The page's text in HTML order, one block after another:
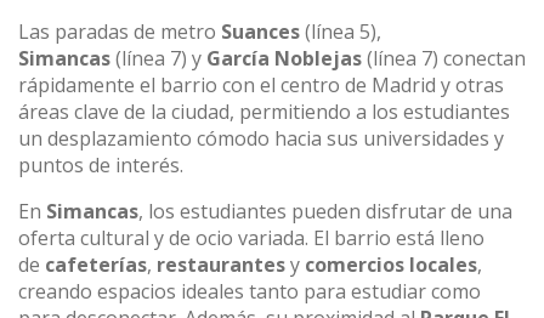
Las paradas de metro Suances(línea 5),
Simancas(línea 7) y García Noblejas(línea 7) conectan
rápidamente el barrio con el centro de Madrid y otras
áreas clave de la ciudad, permitiendo a los estudiantes
un desplazamiento cómodo hacia sus universidades y
puntos de interés.
En Simancas, los estudiantes pueden disfrutar de una
oferta cultural y de ocio variada. El barrio está lleno
de cafeterías, restaurantesy comercios locales,
creando espacios ideales tanto para estudiar como